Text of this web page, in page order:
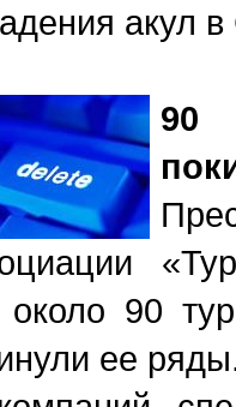
акул
90
около 90
ее